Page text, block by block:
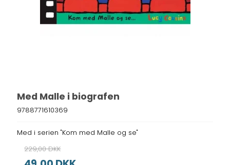
Med Malle i biografen
9788771610369
Med i serien "Kom med Malle og se"
229,00 DKK